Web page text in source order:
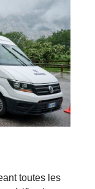
toutes les